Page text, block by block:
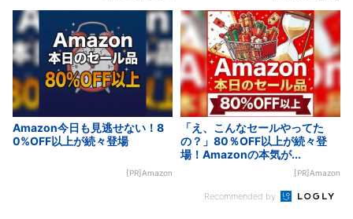
Amazon今日も見逃せない！8
0%OFF以上が続々登場
[PR]Amazon
「え、こんなセールやってた
の？」80％OFF以上が続々登
場！Amazonの本気が...
[PR]Amazon
Recommended by